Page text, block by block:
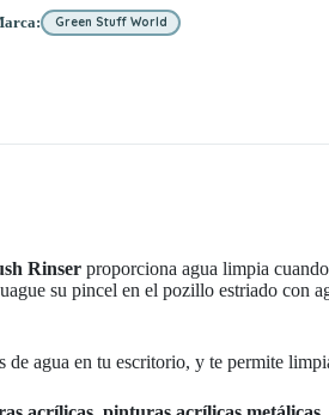
Green Stuff World
Rinser proporciona agua limpia
su pincel en el pozillo estriado con
de agua en tu escritorio, y te permite